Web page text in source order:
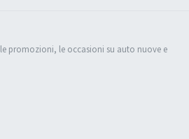
promozioni, le occasioni su auto nuove e